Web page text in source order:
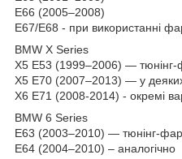
E66 (2005–2008)
E67/E68 - при використанні
BMW X Series
X5 E53 (1999–2006) — тюнінг-
X5 E70 (2007–2013) — у
X6 E71 (2008-2014) - окремі
BMW 6 Series
E63 (2003–2010) — тюнінг-
E64 (2004–2010) – аналогічно